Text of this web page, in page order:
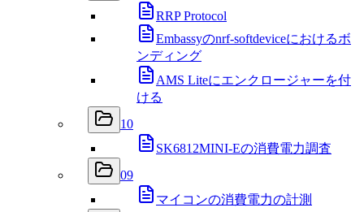
RRP Protocol
Embassyのnrf-softdeviceにおけるボ
ンディング
AMS Liteにエンクロージャーを付
ける
10
SK6812MINI-Eの消費電力調査
09
マイコンの消費電力の計測